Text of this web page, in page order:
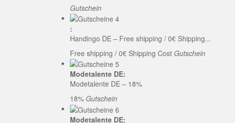
Gutschein
:
Handingo DE – Free shipping / 0€ Shipping...
Free shipping / 0€ Shipping Cost Gutschein
Modetalente DE:
Modetalente DE – 18%
18% Gutschein
Modetalente DE: